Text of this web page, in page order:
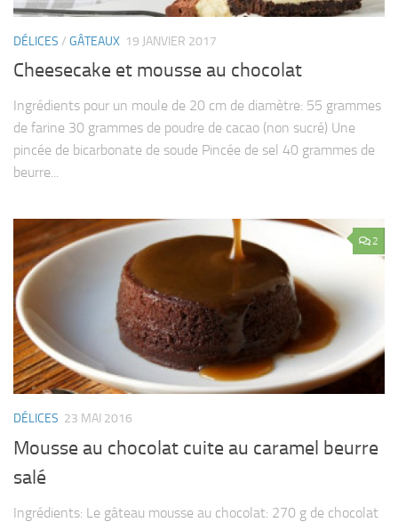
DÉLICES / GÂTEAUX 19 JANVIER 2017
Cheesecake et mousse au chocolat
Ingrédients pour un moule de 20 cm de diamètre: 55 grammes
de farine 30 grammes de poudre de cacao (non sucré) Une
pincée de bicarbonate de soude Pincée de sel 40 grammes de
beurre...
2
DÉLICES 23 MAI 2016
Mousse au chocolat cuite au caramel beurre
salé
Ingrédients: Le gâteau mousse au chocolat: 270 g de chocolat